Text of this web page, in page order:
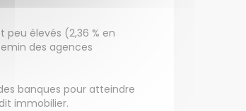
peu élevés (2,36 % en
des agences
banques pour atteindre
immobilier.